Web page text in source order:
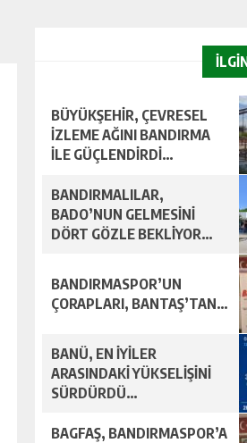
BÜYÜKŞEHİR, ÇEVRESEL
İZLEME AĞINI BANDIRMA
İLE GÜÇLENDİRDİ…
BANDIRMALILAR,
BADO’NUN GELMESİNİ
DÖRT GÖZLE BEKLİYOR…
BANDIRMASPOR’UN
ÇORAPLARI, BANTAŞ’TAN…
BANÜ, EN İYİLER
ARASINDAKİ YÜKSELİŞİNİ
SÜRDÜRDÜ…
BAGFAŞ, BANDIRMASPOR’A